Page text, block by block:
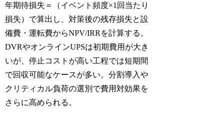
年期待損失＝（イベント頻度×1回当たり
損失）で算出し、対策後の残存損失と設
備費・運転費からNPV/IRRを計算する。
DVRやオンラインUPSは初期費用が大き
いが、停止コストが高い工程では短期間
で回収可能なケースが多い。分割導入や
クリティカル負荷の選別で費用対効果を
さらに高められる。